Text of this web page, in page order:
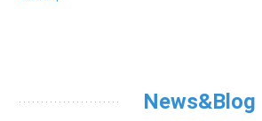
07月 (7)
08月 (8)
06月 (5)
News&Blog